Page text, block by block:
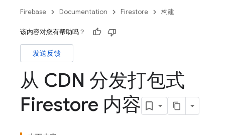
Firebase Documentation Firestore 构建
该内容对您有帮助吗？
发送反馈
从 CDN 分发打包式
Firestore 内容